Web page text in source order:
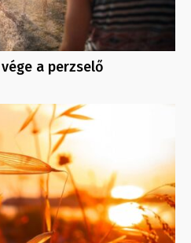
a perzselő